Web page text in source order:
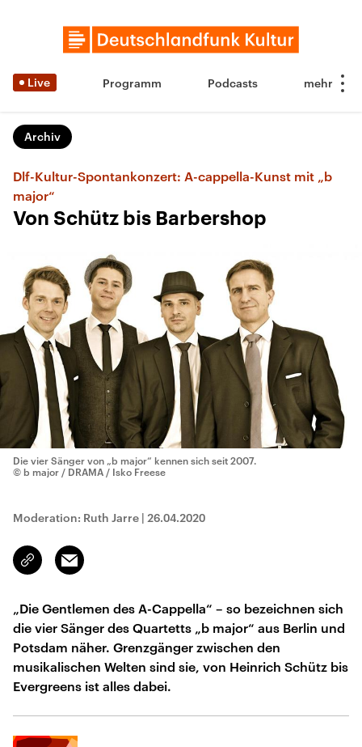
Live Programm Podcasts
Archiv
Dlf-Kultur-Spontankonzert: A-cappella-Kunst mit „b
major“
Von Schütz bis Barbershop
Die vier Sänger von „b major“ kennen sich seit 2007.
© b major / DRAMA / Isko Freese
Moderation: Ruth Jarre | 26.04.2020
Link
kopieren/teilen
Email
„Die Gentlemen des A-Cappella“ – so bezeichnen sich
die vier Sänger des Quartetts „b major“ aus Berlin und
Potsdam näher. Grenzgänger zwischen den
musikalischen Welten sind sie, von Heinrich Schütz bis
Evergreens ist alles dabei.